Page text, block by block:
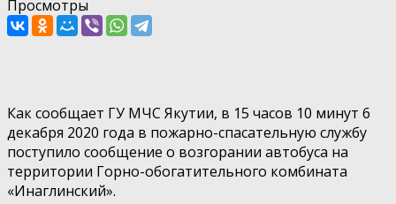
Просмотры
Как сообщает ГУ МЧС Якутии, в 15 часов 10 минут 6
декабря 2020 года в пожарно-спасательную службу
поступило сообщение о возгорании автобуса на
территории Горно-обогатительного комбината
«Инаглинский».